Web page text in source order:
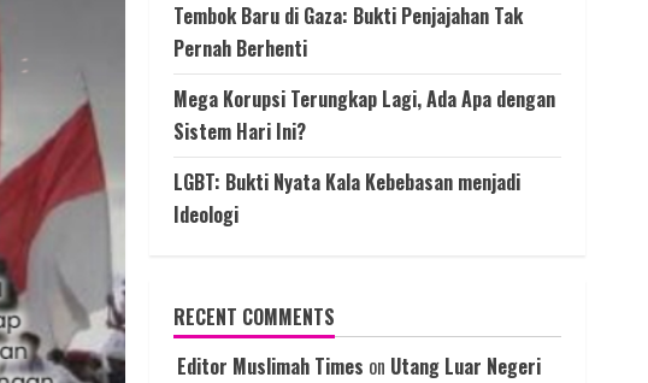
Tembok Baru di Gaza: Bukti Penjajahan Tak
Pernah Berhenti
Mega Korupsi Terungkap Lagi, Ada Apa dengan
Sistem Hari Ini?
LGBT: Bukti Nyata Kala Kebebasan menjadi
Ideologi
RECENT COMMENTS
Editor Muslimah Times on Utang Luar Negeri